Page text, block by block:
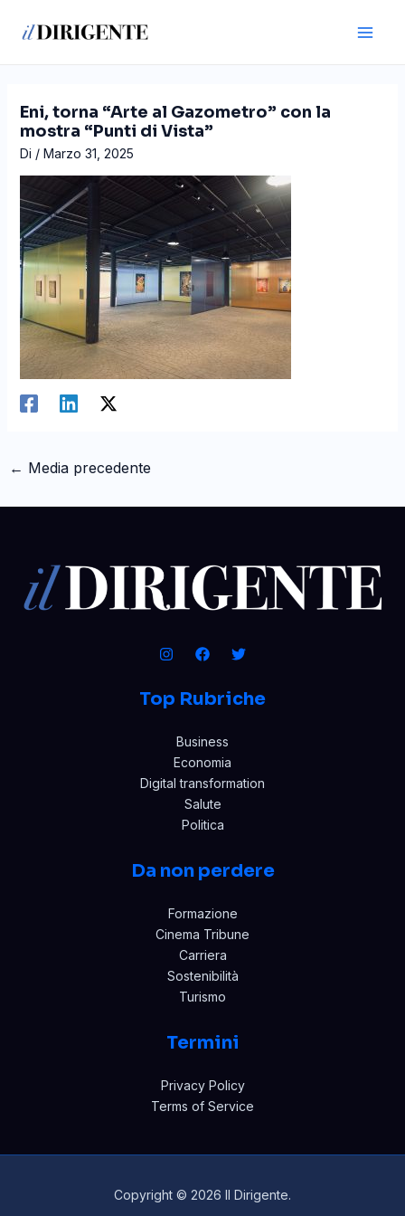
Eni, torna “Arte al Gazometro” con la
mostra “Punti di Vista”
Di / Marzo 31, 2025
articoli
← Media precedente
Top Rubriche
Business
Economia
Digital transformation
Salute
Politica
Da non perdere
Formazione
Cinema Tribune
Carriera
Sostenibilità
Turismo
Termini
Privacy Policy
Terms of Service
Copyright © 2026 Il Dirigente.